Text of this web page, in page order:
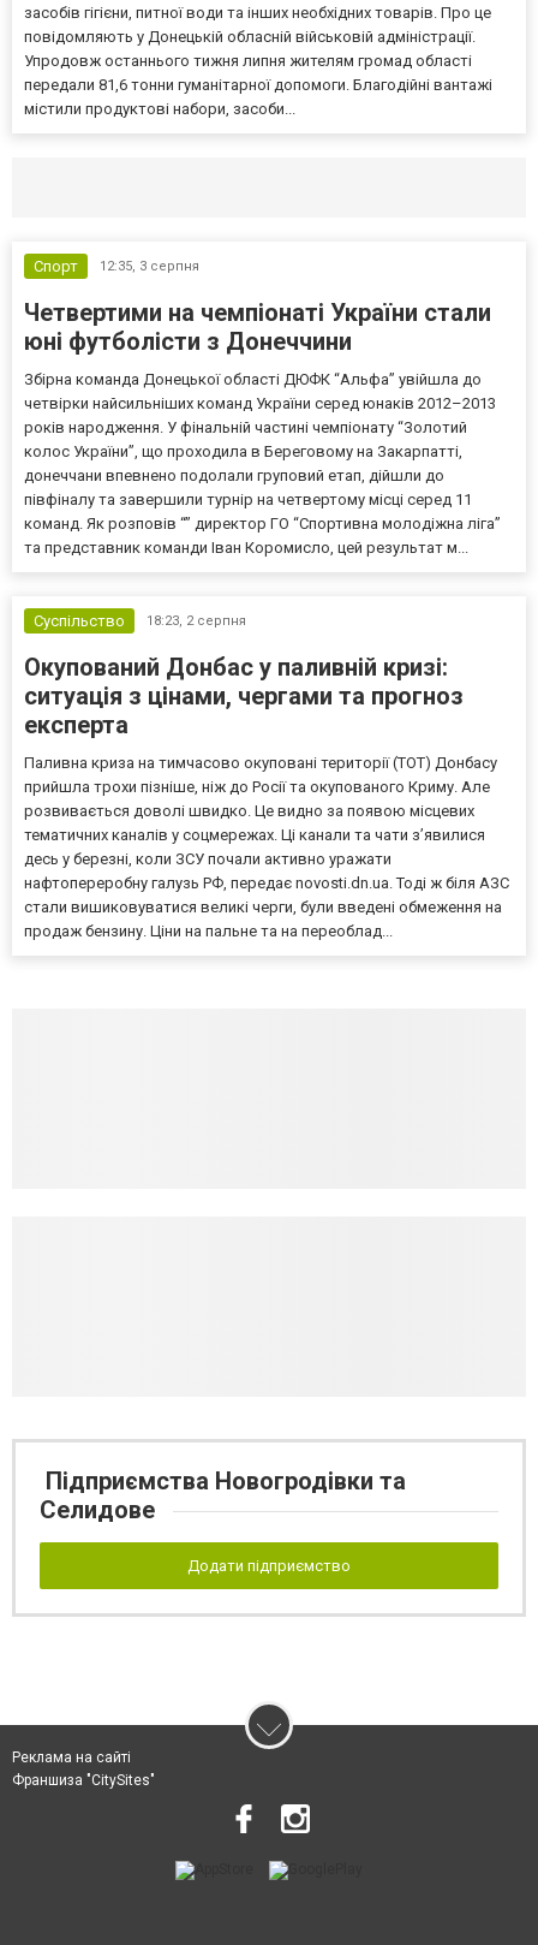
засобів гігієни, питної води та інших необхідних товарів. Про це
повідомляють у Донецькій обласній військовій адміністрації.
Упродовж останнього тижня липня жителям громад області
передали 81,6 тонни гуманітарної допомоги. Благодійні вантажі
містили продуктові набори, засоби...
Спорт 12:35, 3 серпня
Четвертими на чемпіонаті України стали
юні футболісти з Донеччини
Збірна команда Донецької області ДЮФК “Альфа” увійшла до
четвірки найсильніших команд України серед юнаків 2012–2013
років народження. У фінальній частині чемпіонату “Золотий
колос України”, що проходила в Береговому на Закарпатті,
донеччани впевнено подолали груповий етап, дійшли до
півфіналу та завершили турнір на четвертому місці серед 11
команд. Як розповів “” директор ГО “Спортивна молодіжна ліга”
та представник команди Іван Коромисло, цей результат м...
Суспільство 18:23, 2 серпня
Окупований Донбас у паливній кризі:
ситуація з цінами, чергами та прогноз
експерта
Паливна криза на тимчасово окуповані території (ТОТ) Донбасу
прийшла трохи пізніше, ніж до Росії та окупованого Криму. Але
розвивається доволі швидко. Це видно за появою місцевих
тематичних каналів у соцмережах. Ці канали та чати з’явилися
десь у березні, коли ЗСУ почали активно уражати
нафтопереробну галузь РФ, передає novosti.dn.ua. Тоді ж біля АЗС
стали вишиковуватися великі черги, були введені обмеження на
продаж бензину. Ціни на пальне та на переоблад...
Підприємства Новогродівки та
Селидове
Додати підприємство
Реклама на сайті
Франшиза "CitySites"